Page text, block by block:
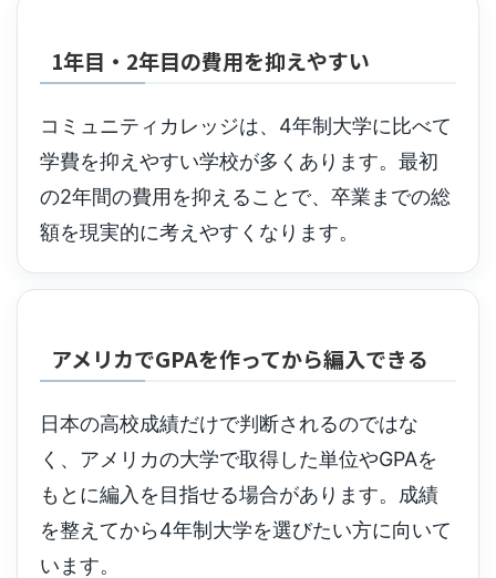
1年目・2年目の費用を抑えやすい
コミュニティカレッジは、4年制大学に比べて
学費を抑えやすい学校が多くあります。最初
の2年間の費用を抑えることで、卒業までの総
額を現実的に考えやすくなります。
アメリカでGPAを作ってから編入できる
日本の高校成績だけで判断されるのではな
く、アメリカの大学で取得した単位やGPAを
もとに編入を目指せる場合があります。成績
を整えてから4年制大学を選びたい方に向いて
います。